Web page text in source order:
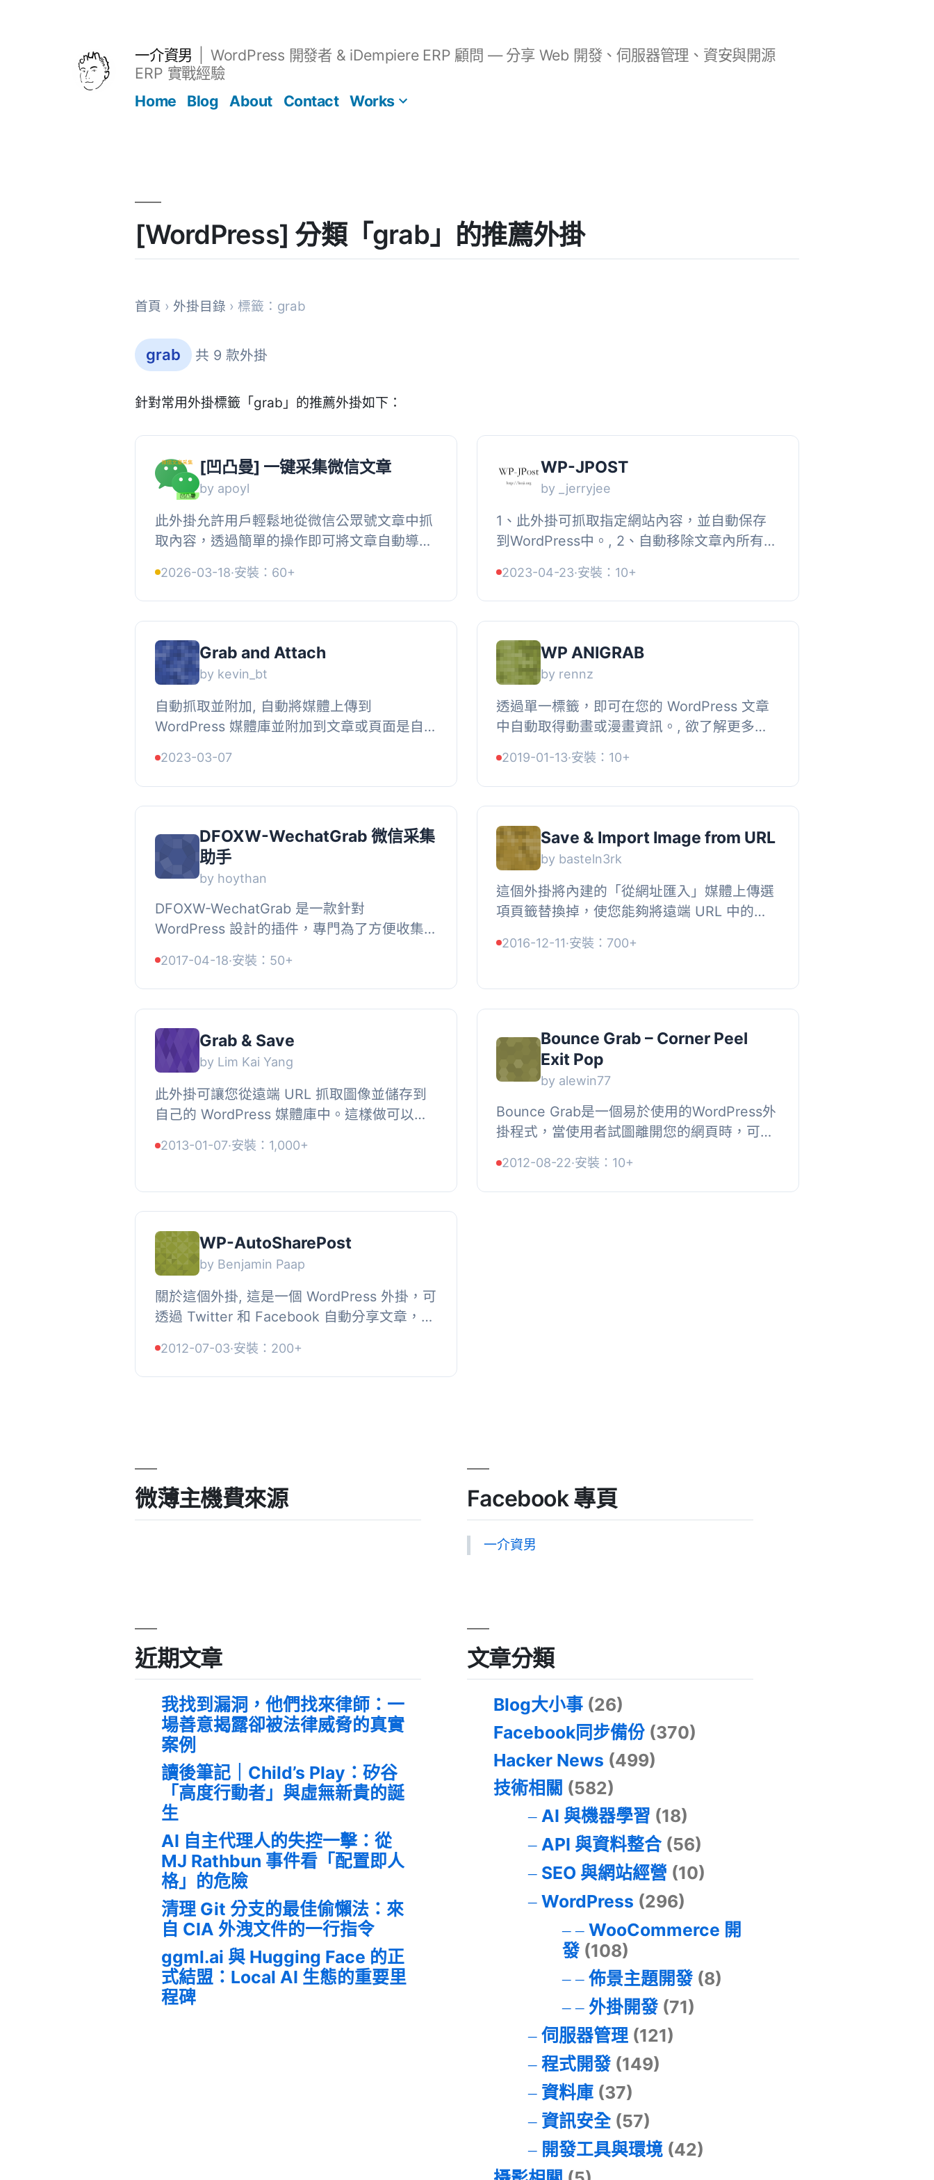
一介資男
WordPress 開發者 & iDempiere ERP 顧問 — 分享 Web 開發、伺服器管理、資安與開源
ERP 實戰經驗
Home
Blog About Contact Works
[WordPress] 分類「grab」的推薦外掛
首頁 › 外掛目錄 › 標籤：grab
grab 共 9 款外掛
針對常用外掛標籤「grab」的推薦外掛如下：
[凹凸曼] 一键采集微信文章
by apoyl
此外掛允許用戶輕鬆地從微信公眾號文章中抓
取內容，透過簡單的操作即可將文章自動導入
能】 , • 支援在編輯器旁顯...
2026-03-18·安裝：60+
WP-JPOST
by _jerryjee
1、此外掛可抓取指定網站內容，並自動保存
到WordPress中。, 2、自動移除文章內所有連
Linux的Cron及Windows的定時，可...
2023-04-23·安裝：10+
Grab and Attach
by kevin_bt
自動抓取並附加, 自動將媒體上傳到
WordPress 媒體庫並附加到文章或頁面是自
個部分; WordPress 外掛和 Chrome 擴展...
2023-03-07
WP ANIGRAB
by rennz
透過單一標籤，即可在您的 WordPress 文章
中自動取得動畫或漫畫資訊。, 欲了解更多詳
https://github.com/anigrab/wp-anigrab
2019-01-13·安裝：10+
DFOXW-WechatGrab 微信采集
助手
by hoythan
DFOXW-WechatGrab 是一款針對
WordPress 設計的插件，專門為了方便收集
集功能（包括文章、公眾號所有文章、文章
閱...
2017-04-18·安裝：50+
Save & Import Image from URL
by basteln3rk
這個外掛將內建的「從網址匯入」媒體上傳選
項頁籤替換掉，使您能夠將遠端 URL 中的圖
遠端圖像的縮圖，上傳後您可以...
2016-12-11·安裝：700+
Grab & Save
by Lim Kai Yang
此外掛可讓您從遠端 URL 抓取圖像並儲存到
自己的 WordPress 媒體庫中。這樣做可以避
時，此方法也讓您不需多餘的步...
2013-01-07·安裝：1,000+
Bounce Grab – Corner Peel
Exit Pop
by alewin77
Bounce Grab是一個易於使用的WordPress外
掛程式，當使用者試圖離開您的網頁時，可顯
網站的使用者展示多個廣告。
2012-08-22·安裝：10+
WP-AutoSharePost
by Benjamin Paap
關於這個外掛, 這是一個 WordPress 外掛，可
透過 Twitter 和 Facebook 自動分享文章，並
Facebook 帖子上抓取所有留...
2012-07-03·安裝：200+
微薄主機費來源 Facebook 專頁
一介資男
近期文章
我找到漏洞，他們找來律師：一
場善意揭露卻被法律威脅的真實
案例
讀後筆記｜Child’s Play：矽谷
「高度行動者」與虛無新貴的誕
生
AI 自主代理人的失控一擊：從
MJ Rathbun 事件看「配置即人
格」的危險
清理 Git 分支的最佳偷懶法：來
自 CIA 外洩文件的一行指令
ggml.ai 與 Hugging Face 的正
式結盟：Local AI 生態的重要里
程碑
文章分類
Blog大小事 (26)
Facebook同步備份 (370)
Hacker News (499)
技術相關 (582)
AI 與機器學習 (18)
API 與資料整合(56)
SEO 與網站經營 (10)
WordPress (296)
WooCommerce 開
發(108)
佈景主題開發(8)
外掛開發(71)
伺服器管理(121)
程式開發(149)
資料庫(37)
資訊安全(57)
開發工具與環境(42)